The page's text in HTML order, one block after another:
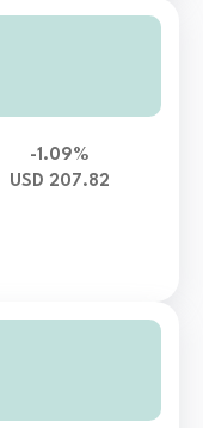
-1.09%
USD 207.82